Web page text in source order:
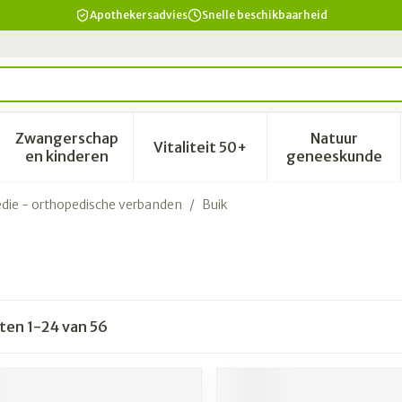
Apothekersadvies Snelle beschikbaarheid
verzorging en hygiëne categorie
voor Dieet, voeding en vitamines categorie
Zwangerschap
en kinderenToon submenu voor Zwangerschap en
Vitaliteit 50+Toon submenu voor
Natuur
geneeskunde
Toon
- orthopedische verbanden / Buik
1-24van 56